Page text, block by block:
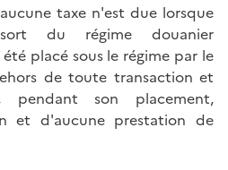
taxe n'est due lorsque
du régime douanier
placé sous le régime par le
de toute transaction et
son placement,
et d'aucune prestation de